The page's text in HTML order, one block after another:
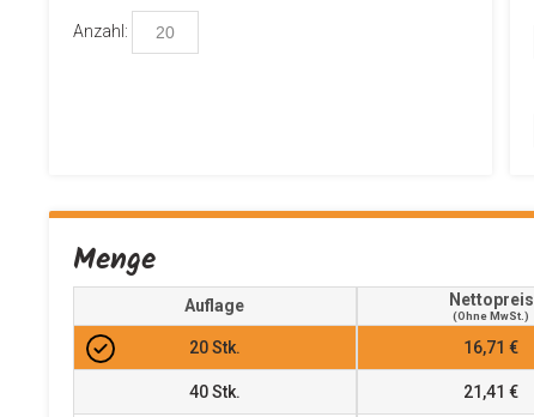
Anzahl:
Menge
Auflage Nettopreis
(ohne MwSt.)
20Stk. 16,71 €
40Stk. 21,41 €